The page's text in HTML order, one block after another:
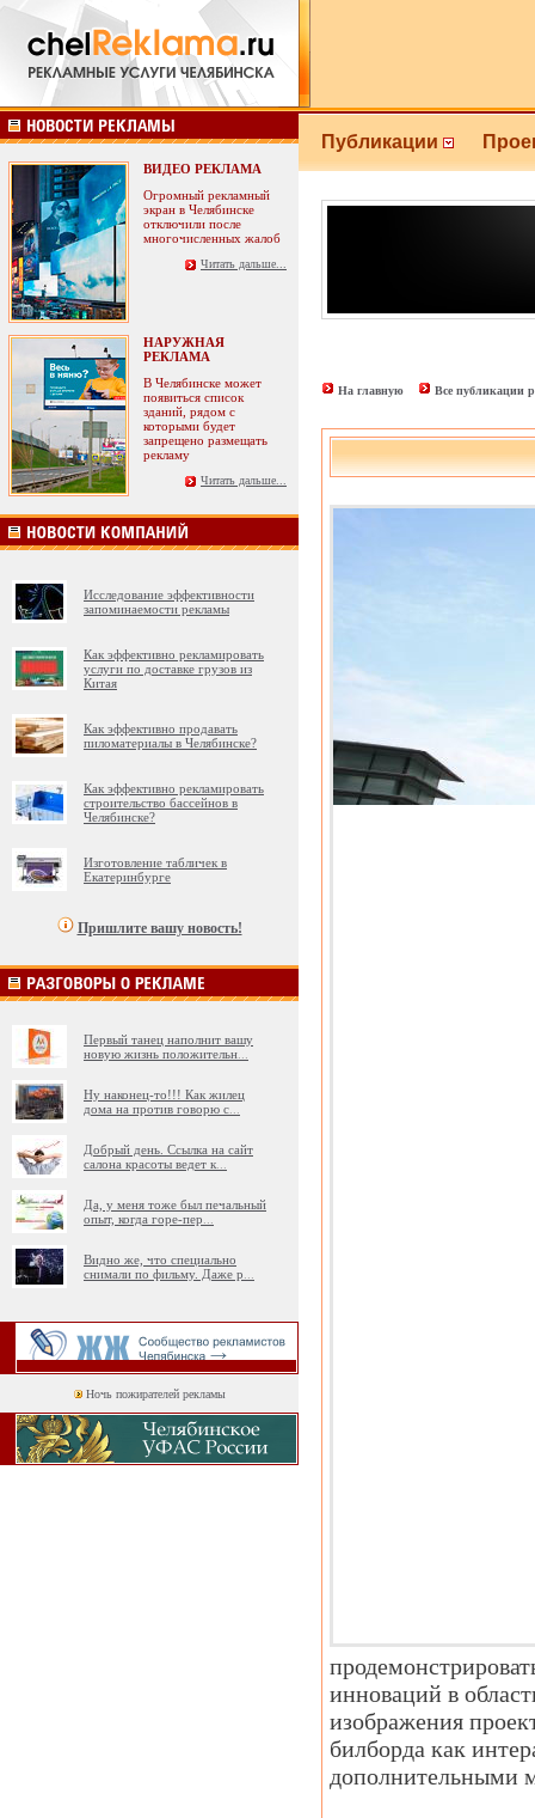
ВИДЕО РЕКЛАМА
Огромный рекламный
экран в Челябинске
отключили после
многочисленных жалоб
Читать дальше...
НАРУЖНАЯ
РЕКЛАМА
В Челябинске может
появиться список
зданий, рядом с
которыми будет
запрещено размещать
рекламу
Читать дальше...
Исследование эффективности
запоминаемости рекламы
Как эффективно рекламировать
услуги по доставке грузов из
Китая
Как эффективно продавать
пиломатериалы в Челябинске?
Как эффективно рекламировать
строительство бассейнов в
Челябинске?
Изготовление табличек в
Екатеринбурге
Пришлите вашу новость!
Первый танец наполнит вашу
новую жизнь положительн
Ну наконец-то!!! Как жилец
дома на против говорю с
Добрый день. Ссылка на сайт
салона красоты ведет к
Да, у меня тоже был печальный
опыт, когда горе-пер
Видно же, что специально
снимали по фильму. Даже р
Ночь пожирателей рекламы
Публикации
На главную Все публикации
инноваций в
изображения
билборда как
дополнительными